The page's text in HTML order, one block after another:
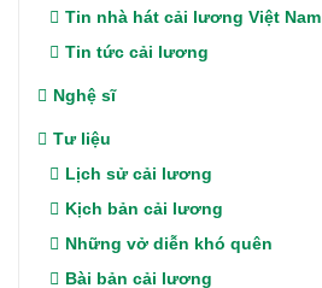
Tin nhà hát cải lương Việt Nam
Tin tức cải lương
Nghệ sĩ
Tư liệu
Lịch sử cải lương
Kịch bản cải lương
Những vở diễn khó quên
Bài bản cải lương